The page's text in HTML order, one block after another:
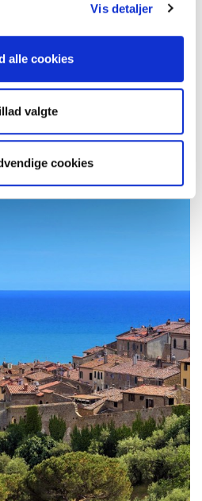
Vis detaljer
alle cookies
valgte
cookies
børn